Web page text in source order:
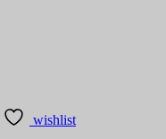
wishlist